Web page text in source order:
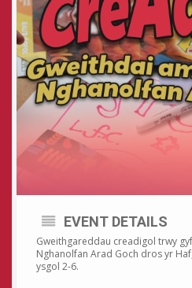
EVENT DETAILS
Gweithgareddau creadigol trwy
Nghanolfan Arad Goch dros yr
ysgol 2-6.